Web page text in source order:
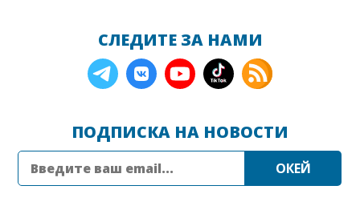
СЛЕДИТЕ ЗА НАМИ
ПОДПИСКА НА НОВОСТИ